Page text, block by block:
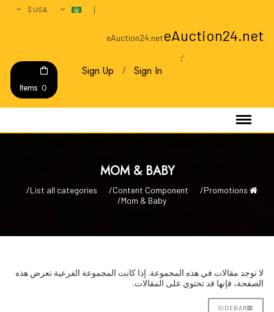
USA $
eAuction24.net
eAuction24.net
';
Sign In
Sign Up
0
MOM & BABY
Promotions
Content Component
List all categories
Mom & Baby
لا توجد مقالات في هذه المجموعة. إذا كانت المجموعة الفرعية تعرض هذه
الصفحة، فإنها قد تحتوي على المقالات.
SIDEBAR